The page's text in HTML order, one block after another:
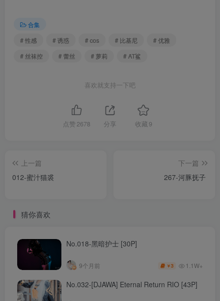
合集
# 性感
# 诱惑 # cos # 比基尼
# 优雅
# 丝袜控
# 蕾丝 # 萝莉 # AT鲨
喜欢就支持一下吧
点赞 2678 分享 收藏 9
上一篇
012-蜜汁猫裘
下一篇
267-河豚抚子
猜你喜欢
No.018-黑暗护士 [30P]
9个月前 ￥3 1.1W+
No.032-[DJAWA] Eternal Return RIO [43P]